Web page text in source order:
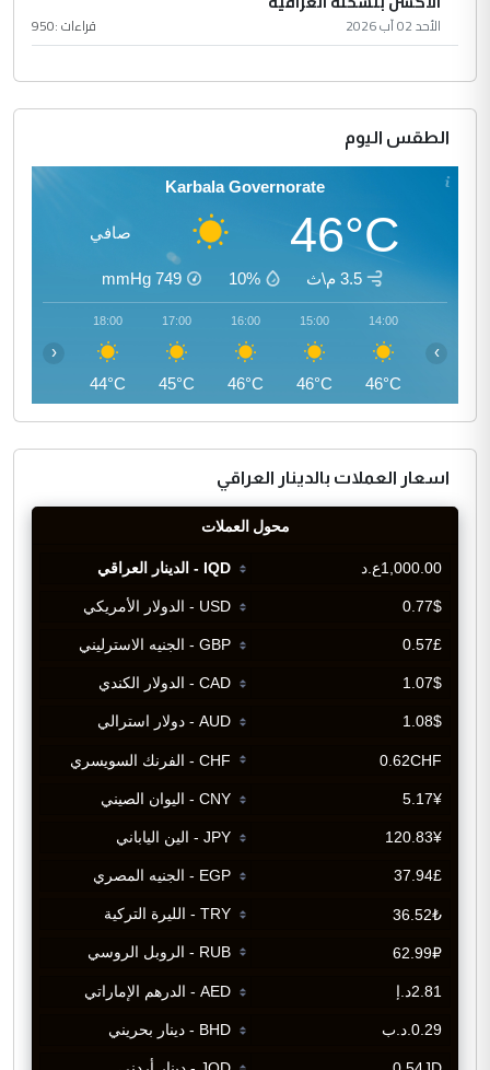
الأحد 02 آب 2026 قراءات :950
الطقس اليوم
Karbala Governorate
46°C صافي
3.5 م\ث 10%
749
mmHg
14:00
46°C
15:00
46°C
16:00
46°C
17:00
45°C
18:00
44°C
‹ ›
اسعار العملات بالدينار العراقي